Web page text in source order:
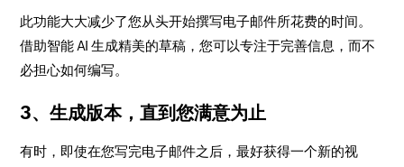
此功能大大减少了您从头开始撰写电子邮件所花费的时间。
借助智能 AI 生成精美的草稿，您可以专注于完善信息，而不
必担心如何编写。
3、生成版本，直到您满意为止
有时，即使在您写完电子邮件之后，最好获得一个新的视